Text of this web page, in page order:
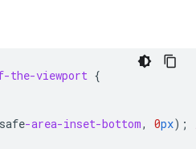
the-viewport {
safe-area-inset-bottom, 0px);